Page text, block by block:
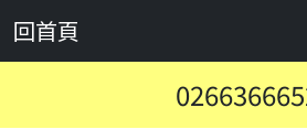
回首頁